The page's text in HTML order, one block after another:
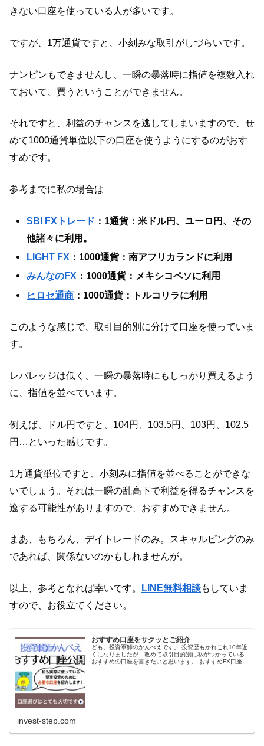
きない口座を使っている人が多いです。
ですが、1万通貨ですと、小刻みな取引がしづらいです。
ナンピンもできませんし、一瞬の暴落時に指値を複数入れ
ておいて、買うということができません。
それですと、利益のチャンスを逃してしまいますので、せ
めて1000通貨単位以下の口座を使うようにするのがおす
すめです。
参考までに私の場合は
SBI FXトレード ：1通貨：米ドル円、ユーロ円、その
他諸々に利用。
LIGHT FX ：1000通貨：南アフリカランドに利用
みんなのFX ：1000通貨：メキシコペソに利用
ヒロセ通商 ：1000通貨：トルコリラに利用
このような感じで、取引目的別に分けて口座を使っていま
す。
レバレッジは低く、一瞬の暴落時にもしっかり買えるよう
に、指値を並べています。
例えば、ドル円ですと、104円、103.5円、103円、102.5
円…といった感じです。
1万通貨単位ですと、小刻みに指値を並べることができな
いでしょう。それは一瞬の乱高下で利益を得るチャンスを
逸する可能性がありますので、おすすめできません。
まあ、もちろん、デイトレードのみ。スキャルピングのみ
であれば、関係ないのかもしれませんが。
以上、参考となれば幸いです。 LINE無料相談もしていま
すので、お役立てください。
おすすめ口座をサクッとご紹介
ども。投資軍師のかんべえです。 投資歴もかれこれ10年近
くになりましたが、改めて取引目的別に私がつかっている
おすすめの口座を書きたいと思います。 おすすめFX口座
invest-step.com